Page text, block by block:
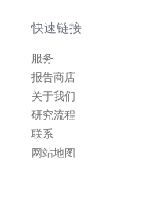
快速链接
服务
报告商店
关于我们
研究流程
联系
网站地图